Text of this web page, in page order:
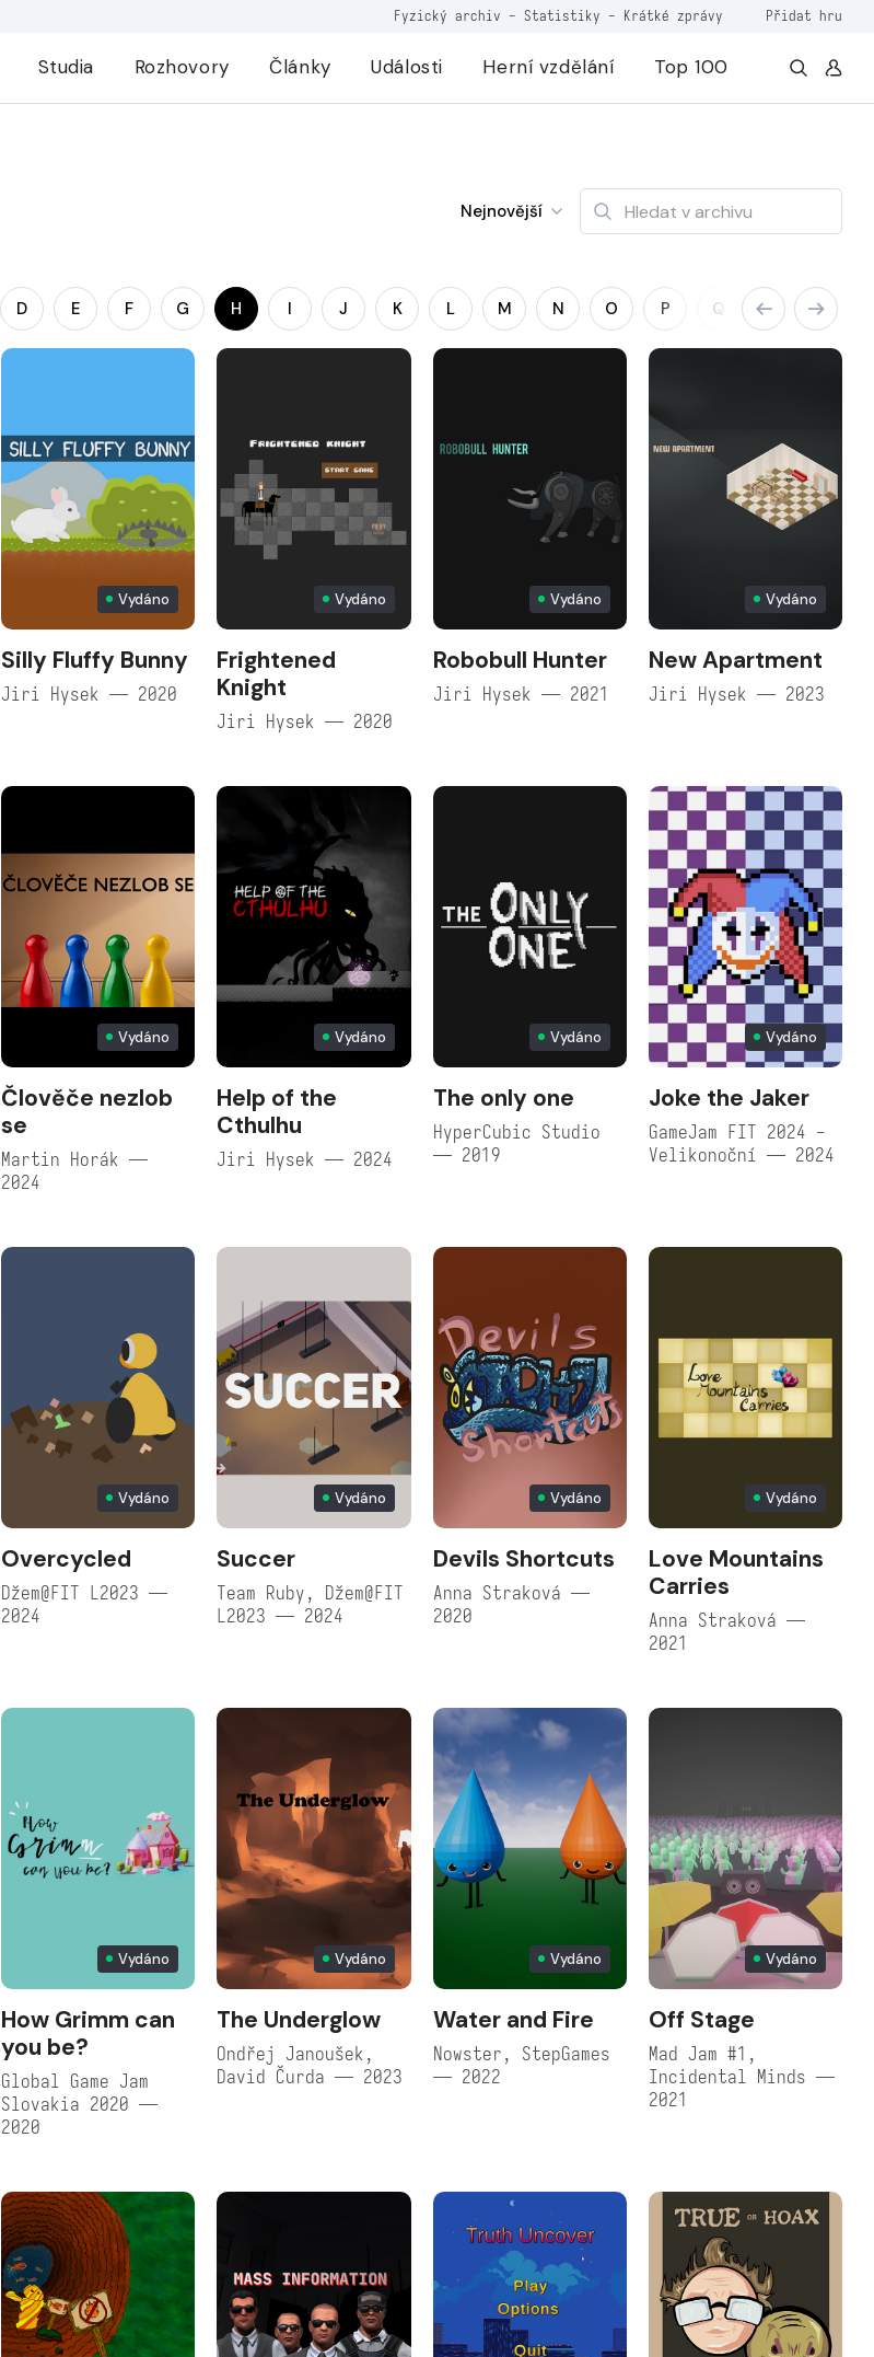
Fyzický archiv - Statistiky - Krátké zprávy Přidat hru
Studia Rozhovory Články Události Herní vzdělání Top 100
Nejnovější
D E F G H I J K L M N O P Q R S
Vydáno
Silly Fluffy Bunny
Jiri Hysek — 2020
Vydáno
Frightened
Knight
Jiri Hysek — 2020
Vydáno
Robobull Hunter
Jiri Hysek — 2021
Vydáno
New Apartment
Jiri Hysek — 2023
Vydáno
Člověče nezlob
se
Martin Horák —
2024
Vydáno
Help of the
Cthulhu
Jiri Hysek — 2024
Vydáno
The only one
HyperCubic Studio
— 2019
Vydáno
Joke the Jaker
GameJam FIT 2024 -
Velikonoční — 2024
Vydáno
Overcycled
Džem@FIT L2023 —
2024
Vydáno
Succer
Team Ruby, Džem@FIT
L2023 — 2024
Vydáno
Devils Shortcuts
Anna Straková —
2020
Vydáno
Love Mountains
Carries
Anna Straková —
2021
Vydáno
How Grimm can
you be?
Global Game Jam
Slovakia 2020 —
2020
Vydáno
The Underglow
Ondřej Janoušek,
David Čurda — 2023
Vydáno
Water and Fire
Nowster, StepGames
— 2022
Vydáno
Off Stage
Mad Jam #1,
Incidental Minds —
2021